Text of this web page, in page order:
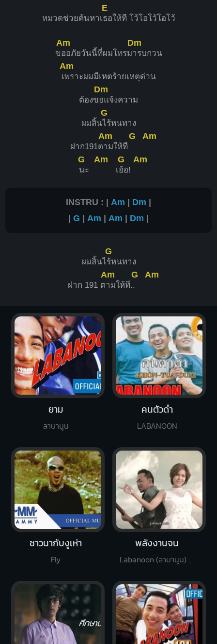
หมวดช่วยค้นหาเ
E
ธอให้ที โว้โอโว้โอโว้
ข
Am
ออภัยวันนี้ที่ผมโทรม
Dm
ารบกวน
เ
Am
พราะผมมีเหตร้ายเหตุด่วน
ต้องข
Dm
อแจ้งความ
ผมสิ้น
G
ไร้หนทาง
ฝาก191ต
Am
ามให้ที
G Am
G
นะ
Am
เ
G
อ้อ!
Am
INSTRU : | Am | Dm |
| G | Am | Am | Dm |
ผมสิ้นไ
G
ร้หนทาง
ฝาก 191 ต
Am
ามให้ที.
G
.
Am
ยาม
ลาบานูน
คนตัวดำ
LABANOON
ชาวนากับงูเห่า
Fly
พลังงานจน
Labanoon (ลาบานูน) Feat. เปาวลี พรพิมล